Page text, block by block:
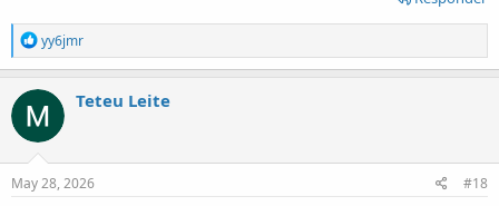
R
e
a
c
t
i
o
n
s
yy6jmr
Teteu Leite
May 28, 2026 #18